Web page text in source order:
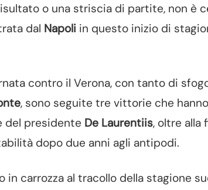
o una striscia di partite, non è
dal Napoli in questo inizio di
contro il Verona, con tanto di
, sono seguite tre vittorie che
del presidente De Laurentiis, oltre alla
dopo due anni agli antipodi.
carrozza al tracollo della stagione